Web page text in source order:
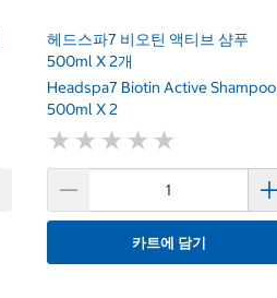
헤드스파7 비오틴 액티브 샴푸
500ml X 2개
Headspa7 Biotin Active Shampoo
500ml X 2
★ ★ ★ ★ ★
★ ★ ★ ★ ★
카트에 담기